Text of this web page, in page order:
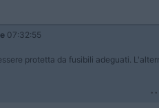
07:32:55
protetta da fusibili adeguati.